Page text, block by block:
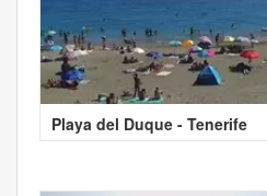
Playa del Duque - Tenerife